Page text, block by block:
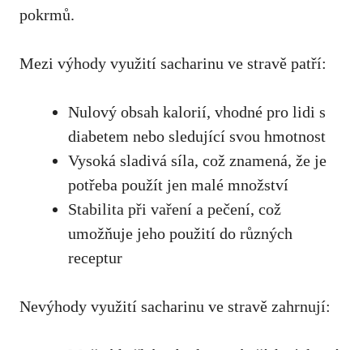
pokrmů.
Mezi výhody⁤ využití sacharinu⁢ ve stravě ⁤patří:
Nulový obsah kalorií, vhodné pro lidi s
diabetem nebo‌ sledující svou hmotnost
Vysoká sladivá ⁤síla, ‌což znamená, že je
potřeba použít jen malé množství
Stabilita⁢ při vaření a pečení, což
umožňuje jeho‌ použití do různých⁣
receptur
Nevýhody ‍využití sacharinu ⁢ve stravě zahrnují: